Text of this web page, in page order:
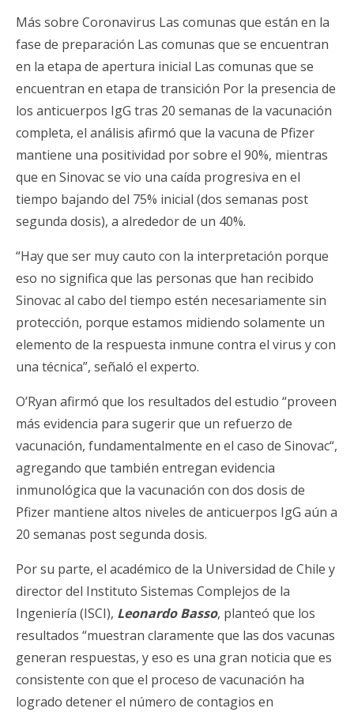
Más sobre Coronavirus Las comunas que están en la
fase de preparación Las comunas que se encuentran
en la etapa de apertura inicial Las comunas que se
encuentran en etapa de transición Por la presencia de
los anticuerpos IgG tras 20 semanas de la vacunación
completa, el análisis afirmó que la vacuna de Pfizer
mantiene una positividad por sobre el 90%, mientras
que en Sinovac se vio una caída progresiva en el
tiempo bajando del 75% inicial (dos semanas post
segunda dosis), a alrededor de un 40%.
“Hay que ser muy cauto con la interpretación porque
eso no significa que las personas que han recibido
Sinovac al cabo del tiempo estén necesariamente sin
protección, porque estamos midiendo solamente un
elemento de la respuesta inmune contra el virus y con
una técnica”, señaló el experto.
O’Ryan afirmó que los resultados del estudio “proveen
más evidencia para sugerir que un refuerzo de
vacunación, fundamentalmente en el caso de Sinovac“,
agregando que también entregan evidencia
inmunológica que la vacunación con dos dosis de
Pfizer mantiene altos niveles de anticuerpos IgG aún a
20 semanas post segunda dosis.
Por su parte, el académico de la Universidad de Chile y
director del Instituto Sistemas Complejos de la
Ingeniería (ISCI), Leonardo Basso, planteó que los
resultados “muestran claramente que las dos vacunas
generan respuestas, y eso es una gran noticia que es
consistente con que el proceso de vacunación ha
logrado detener el número de contagios en